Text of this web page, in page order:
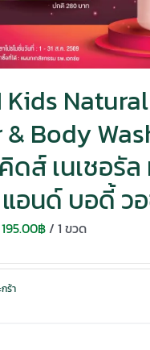
Kids
Body
ดส์ เนเชอรั
อนด์ บอดี้ ว
Original
was:
280.00฿.
195.00฿Current
is:
/ 1 ขวด
ร้า